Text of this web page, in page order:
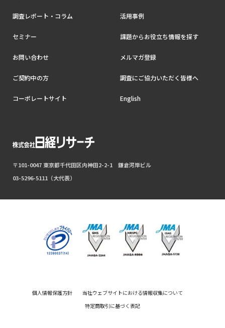
調査レポート・コラム 活用事例
セミナー 課題からお役立ち情報を探す
お問い合わせ メルマガ登録
ご契約中の方 調査にご協力いただく皆様へ
コーポレートサイト English
〒101-0047 東京都千代田区内神田2-2-1 鎌倉河岸ビル
03-5296-5111（大代表）
個人情報保護方針
当社ウェブサイトにおける情報収集について
特定商取引に基づく表記